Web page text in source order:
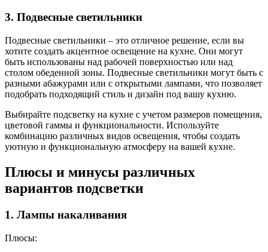
3. Подвесные светильники
Подвесные светильники – это отличное решение, если вы
хотите создать акцентное освещение на кухне. Они могут
быть использованы над рабочей поверхностью или над
столом обеденной зоны. Подвесные светильники могут быть с
разными абажурами или с открытыми лампами, что позволяет
подобрать подходящий стиль и дизайн под вашу кухню.
Выбирайте подсветку на кухне с учетом размеров помещения,
цветовой гаммы и функциональности. Используйте
комбинацию различных видов освещения, чтобы создать
уютную и функциональную атмосферу на вашей кухне.
Плюсы и минусы различных
вариантов подсветки
1. Лампы накаливания
Плюсы: